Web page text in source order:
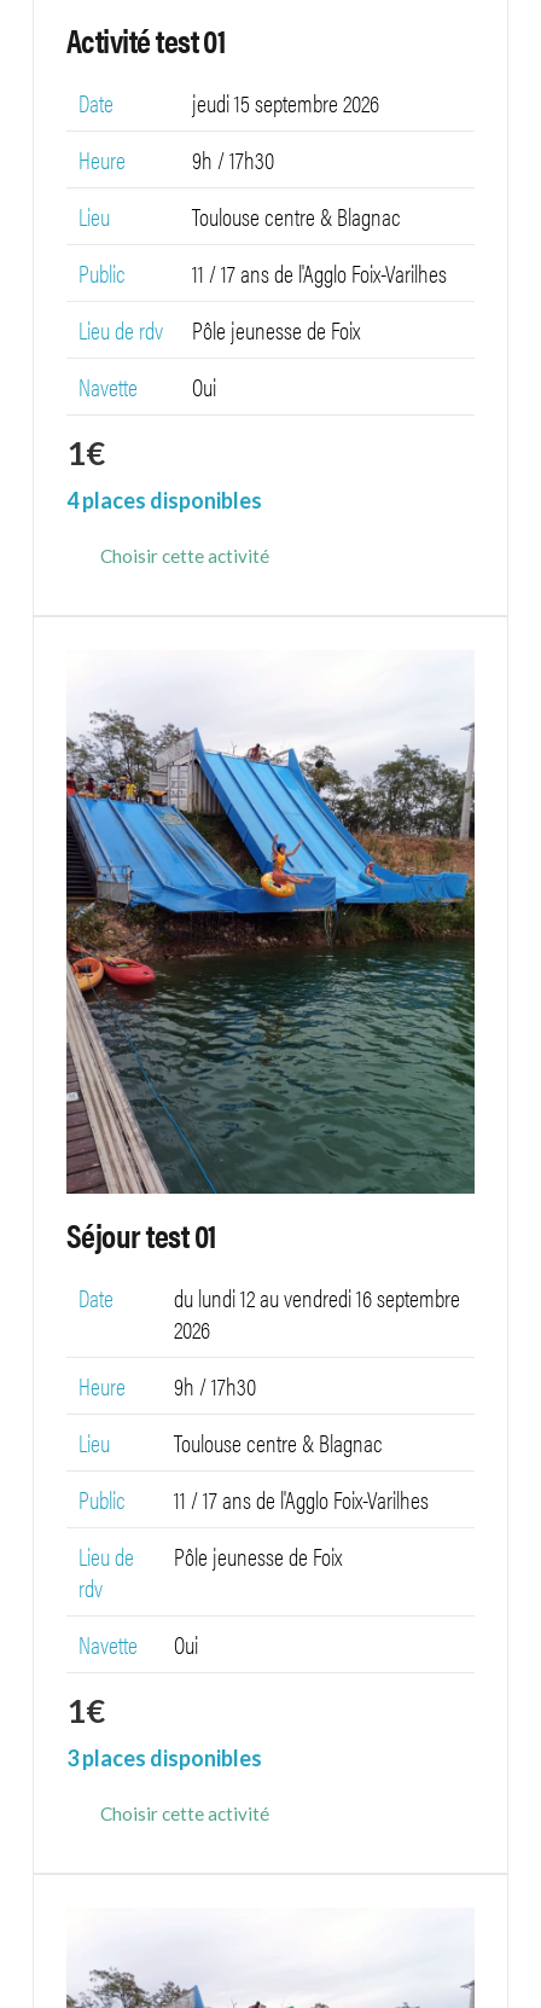
Activité test 01
Date
jeudi 15 septembre 2026
Heure
9h / 17h30
Lieu
Toulouse centre & Blagnac
Public
11 / 17 ans de l'Agglo Foix-Varilhes
Lieu de rdv
Pôle jeunesse de Foix
Navette
Oui
1€
4 places disponibles
Choisir cette activité
Séjour test 01
Date
du lundi 12 au vendredi 16 septembre
2026
Heure
9h / 17h30
Lieu
Toulouse centre & Blagnac
Public
11 / 17 ans de l'Agglo Foix-Varilhes
Lieu de
rdv
Pôle jeunesse de Foix
Navette Oui
1€
3 places disponibles
Choisir cette activité